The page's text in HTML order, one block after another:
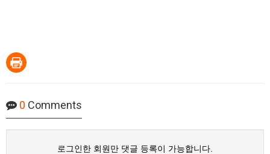
0 Comments
로그인한 회원만 댓글 등록이 가능합니다.